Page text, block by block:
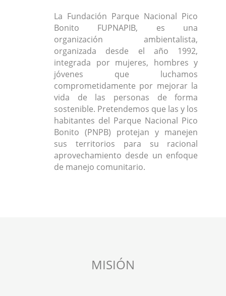
La Fundación Parque Nacional Pico
Bonito FUPNAPIB, es una
organización ambientalista,
organizada desde el año 1992,
integrada por mujeres, hombres y
jóvenes que luchamos
comprometidamente por mejorar la
vida de las personas de forma
sostenible. Pretendemos que las y los
habitantes del Parque Nacional Pico
Bonito (PNPB) protejan y manejen
sus territorios para su racional
aprovechamiento desde un enfoque
de manejo comunitario.
MISIÓN